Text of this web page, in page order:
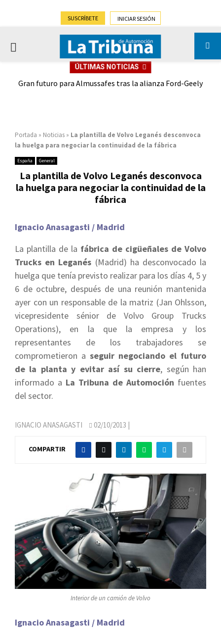
SUSCRÍBETE INICIAR SESIÓN
PRIMARY
ÚLTIMAS NOTICIAS
Gran futuro para Almussafes tras la alianza Ford-Geely
Portada » Noticias » La plantilla de Volvo Leganés desconvoca
la huelga para negociar la continuidad de la fábrica
España General
La plantilla de Volvo Leganés desconvoca
la huelga para negociar la continuidad de la
fábrica
Ignacio Anasagasti / Madrid
La plantilla de la fábrica de cigüeñales de Volvo
Trucks en Leganés (Madrid) ha desconvocado la
huelga que tenía previsto realizar para los días 4, 5 y
6 de octubre, después de una reunión mantenida
ayer con un responsable de la matriz (Jan Ohlsson,
vicepresidente sénior de Volvo Group Trucks
Operations), en la que la empresa y los
representantes de los trabajadores se
comprometieron a seguir negociando el futuro
de la planta y evitar así su cierre, según han
informado a La Tribuna de Automoción fuentes
del sector.
IGNACIO ANASAGASTI 02/10/2013 |
COMPARTIR
Interior de un camión de Volvo
Ignacio Anasagasti / Madrid